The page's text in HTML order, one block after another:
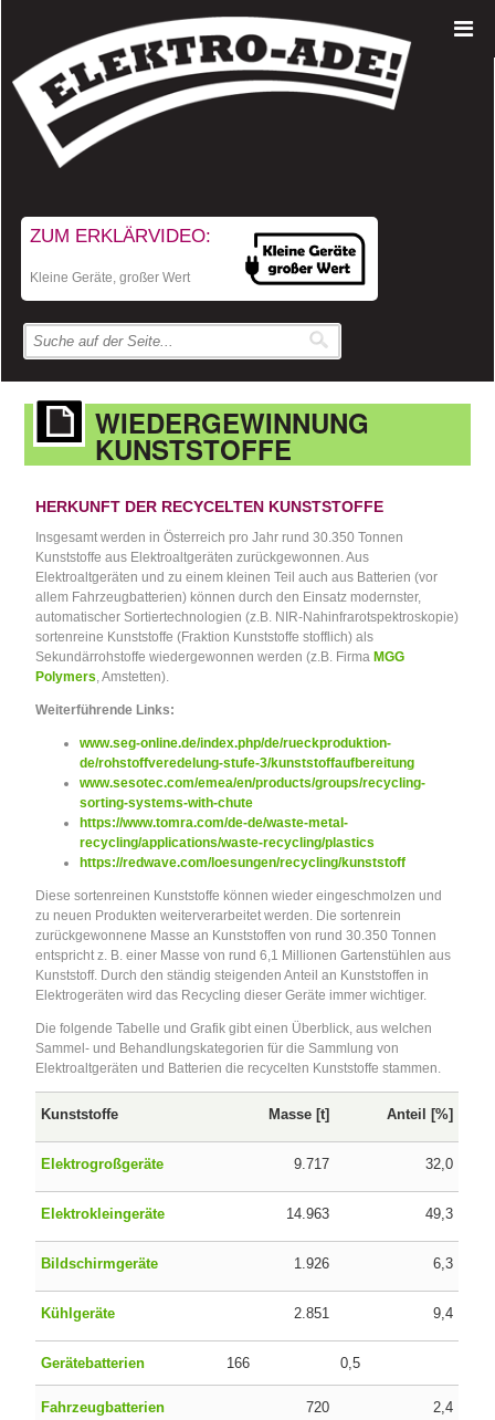
ZUM ERKLÄRVIDEO:
Kleine Geräte, großer Wert
WIEDERGEWINNUNG
KUNSTSTOFFE
HERKUNFT DER RECYCELTEN KUNSTSTOFFE
Insgesamt werden in Österreich pro Jahr rund 30.350 Tonnen
Kunststoffe aus Elektroaltgeräten zurückgewonnen. Aus
Elektroaltgeräten und zu einem kleinen Teil auch aus Batterien (vor
allem Fahrzeugbatterien) können durch den Einsatz modernster,
automatischer Sortiertechnologien (z.B. NIR-Nahinfrarotspektroskopie)
sortenreine Kunststoffe (Fraktion Kunststoffe stofflich) als
Sekundärrohstoffe wiedergewonnen werden (z.B. Firma MGG
Polymers, Amstetten).
Weiterführende Links:
www.seg-online.de/index.php/de/rueckproduktion-
de/rohstoffveredelung-stufe-3/kunststoffaufbereitung
www.sesotec.com/emea/en/products/groups/recycling-
sorting-systems-with-chute
https://www.tomra.com/de-de/waste-metal-
recycling/applications/waste-recycling/plastics
https://redwave.com/loesungen/recycling/kunststoff
Diese sortenreinen Kunststoffe können wieder eingeschmolzen und
zu neuen Produkten weiterverarbeitet werden. Die sortenrein
zurückgewonnene Masse an Kunststoffen von rund 30.350 Tonnen
entspricht z. B. einer Masse von rund 6,1 Millionen Gartenstühlen aus
Kunststoff. Durch den ständig steigenden Anteil an Kunststoffen in
Elektrogeräten wird das Recycling dieser Geräte immer wichtiger.
Die folgende Tabelle und Grafik gibt einen Überblick, aus welchen
Sammel- und Behandlungskategorien für die Sammlung von
Elektroaltgeräten und Batterien die recycelten Kunststoffe stammen.
Kunststoffe Masse [t] Anteil [%]
Elektrogroßgeräte 9.717 32,0
Elektrokleingeräte 14.963 49,3
Bildschirmgeräte 1.926 6,3
Kühlgeräte 2.851 9,4
Gerätebatterien 166 0,5
Fahrzeugbatterien 720 2,4